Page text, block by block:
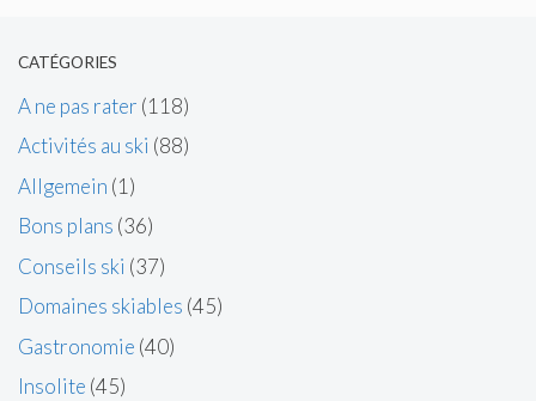
CATÉGORIES
A ne pas rater (118)
Activités au ski (88)
Allgemein (1)
Bons plans (36)
Conseils ski (37)
Domaines skiables (45)
Gastronomie (40)
Insolite (45)